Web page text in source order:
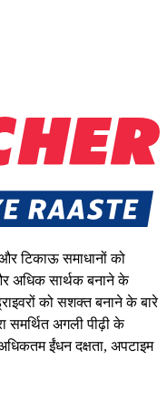
टिकाऊ समाधानों को
अधिक सार्थक बनाने के
को सशक्त बनाने के बारे
समर्थित अगली पीढ़ी के
ईंधन दक्षता, अपटाइम